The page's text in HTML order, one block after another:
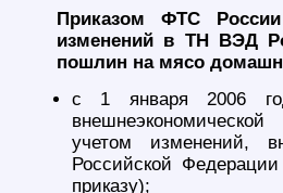
Приказом ФТС
изменений в ТН ВЭД
пошлин на мясо
с 1 января 2006
учетом изменений,
Российской
приказу);